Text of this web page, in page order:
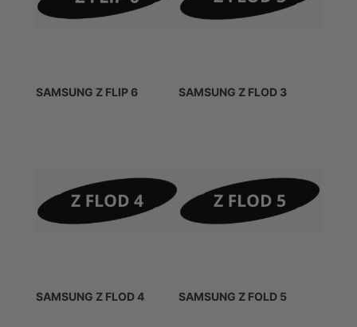
SAMSUNG Z FLIP 6 SAMSUNG Z FLOD 3
SAMSUNG Z FLOD 4 SAMSUNG Z FOLD 5